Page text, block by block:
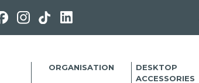
ORGANISATION
DESKTOP
ACCESSORIES